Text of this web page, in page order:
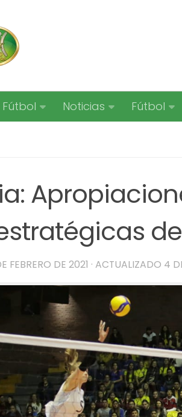
Noticias Fútbol
FEBRERO DE 2021 · ACTUALIZADO 4